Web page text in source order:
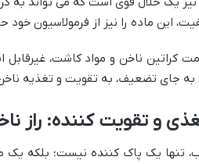
این ماده را نیز از فرمولاسیون
کراتین ناخن و مواد کاشت،
به جای تضعیف، به تقویت و تغذیه
و تقویت کننده: راز
تنها یک پاک کننده نیست؛ بلکه یک